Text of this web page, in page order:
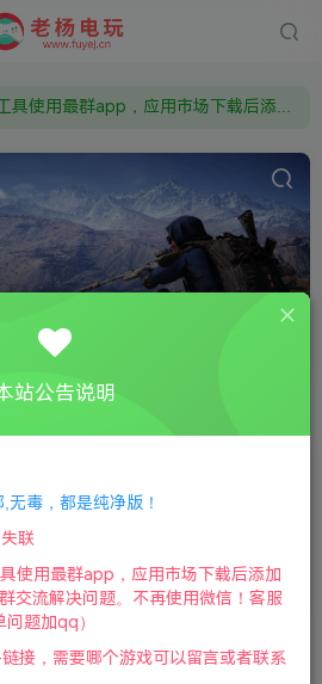
需要什么游戏请联系客服，若链接失效请联系客服，百度网盘边上的激活码也是解压密码
由于微信被封，沟通工具使用最群app，应用市场下载后添加好友：Y9FA49 以后用最群交流解决问题。不再使用微信！
工具软件
月前 151
站公告说明
毒，都是纯净版！
联
使用最群app，应用市场下载后添加
交流解决问题。不再使用微信！客服
题加qq）
接，需要哪个游戏可以留言或者联系